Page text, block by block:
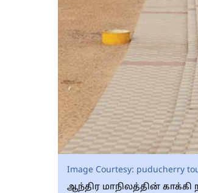
Image Courtesy: puducherry
ஆந்திர மாநிலத்தின்